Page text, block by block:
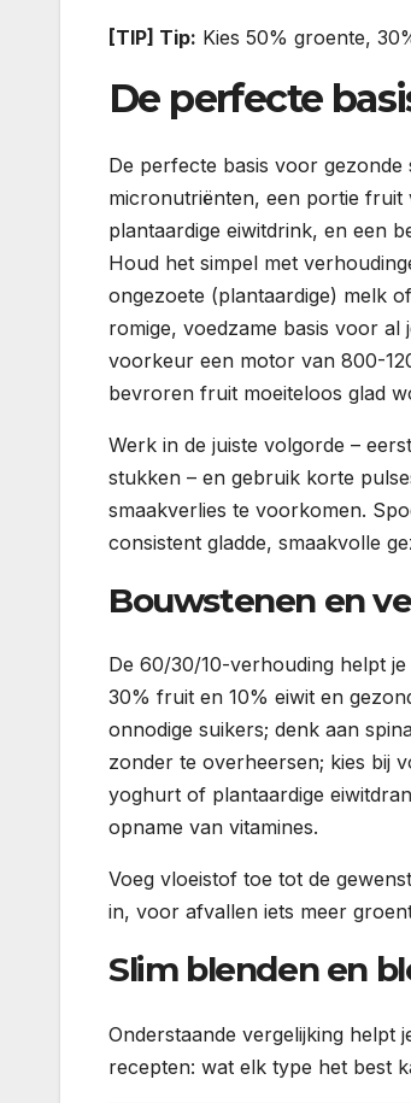
[TIP] Tip: Kies 50% groente,
De perfecte
De perfecte basis voor
micronutriënten, een portie
plantaardige eiwitdrink, en een
Houd het simpel met
ongezoete (plantaardige) melk
romige, voedzame basis voor
voorkeur een motor van 800-
bevroren fruit moeiteloos glad
Werk in de juiste volgorde –
stukken – en gebruik korte
smaakverlies te voorkomen.
consistent gladde, smaakvolle
Bouwstenen en
De 60/30/10-verhouding helpt
30% fruit en 10% eiwit en
onnodige suikers; denk aan
zonder te overheersen; kies bij
yoghurt of plantaardige
opname van vitamines.
Voeg vloeistof toe tot de
in, voor afvallen iets meer
Slim blenden en
Onderstaande vergelijking helpt
recepten: wat elk type het best